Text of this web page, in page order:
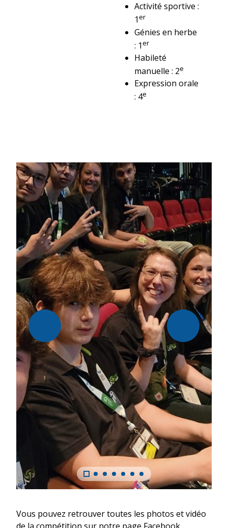
Activité sportive :
1er
Génies en herbe
: 1er
Habileté
manuelle : 2e
Expression orale
: 4e
Vous pouvez retrouver toutes les photos et vidéo